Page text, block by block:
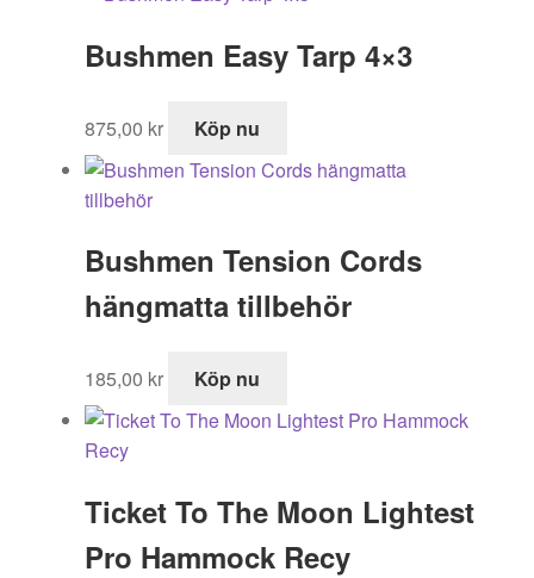
Bushmen Easy Tarp 4×3
875,00 kr Köp nu
Bushmen Tension Cords
hängmatta tillbehör
185,00 kr Köp nu
Ticket To The Moon Lightest
Pro Hammock Recy